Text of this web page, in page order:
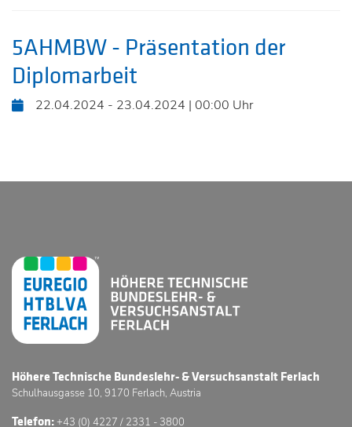
5AHMBW - Präsentation der
Diplomarbeit
22.04.2024 - 23.04.2024 | 00:00 Uhr
Höhere Technische Bundeslehr- & Versuchsanstalt Ferlach
Schulhausgasse 10, 9170 Ferlach, Austria
Telefon:+43 (0) 4227 / 2331 - 3800